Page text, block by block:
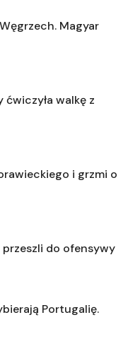
Magyar
ćwiczyła walkę z
i grzmi o
przeszli do ofensywy
Portugalię.